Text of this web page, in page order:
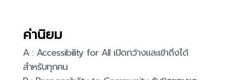
ค่านิยม
A : Accessibility for All เปิดกว้างและเข้าถึงได้
สำหรับทุกคน